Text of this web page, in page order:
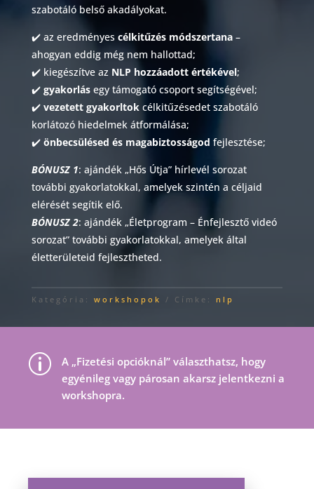
szabotáló belső akadályokat.
✔️ az eredményes célkitűzés módszertana–
ahogyan eddig még nem hallottad;
✔️ kiegészítve az NLP hozzáadott értékével;
✔️ gyakorlásegy támogató csoport segítségével;
✔️ vezetett gyakorltokcélkitűzésedet szabotáló
korlátozó hiedelmek átformálása;
✔️ önbecsülésed és magabiztosságod fejlesztése;
BÓNUSZ 1: ajándék „Hős Útja” hírlevél sorozat
további gyakorlatokkal, amelyek szintén a céljaid
elérését segítik elő.
BÓNUSZ 2: ajándék „Életprogram – Énfejlesztő videó
sorozat” további gyakorlatokkal, amelyek által
életterületeid fejlesztheted.
Kategória: workshopok Címke: nlp
p
A „Fizetési opcióknál” választhatsz, hogy
egyénileg vagy párosan akarsz jelentkezni a
workshopra.